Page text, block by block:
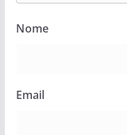
Nome
Email